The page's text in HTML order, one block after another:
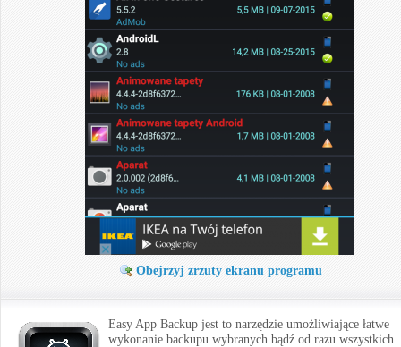
Obejrzyj zrzuty ekranu programu
Easy App Backup jest to narzędzie umożliwiające łatwe
wykonanie backupu wybranych bądź od razu wszystkich